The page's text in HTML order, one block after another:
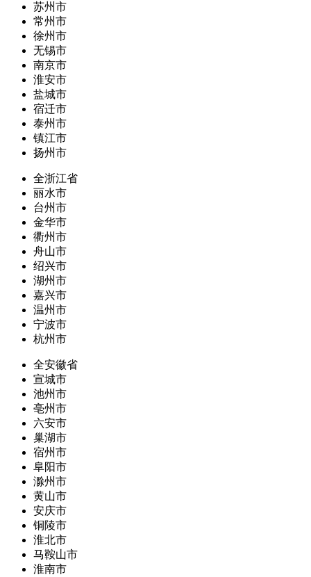
苏州市
常州市
徐州市
无锡市
南京市
淮安市
盐城市
宿迁市
泰州市
镇江市
扬州市
全浙江省
丽水市
台州市
金华市
衢州市
舟山市
绍兴市
湖州市
嘉兴市
温州市
宁波市
杭州市
全安徽省
宣城市
池州市
亳州市
六安市
巢湖市
宿州市
阜阳市
滁州市
黄山市
安庆市
铜陵市
淮北市
马鞍山市
淮南市